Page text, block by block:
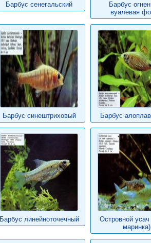
Барбус сенегальский
Барбус
вуалевая
Барбус синештриховый Барбус
Барбус линейноточечный
Островной
маринка)